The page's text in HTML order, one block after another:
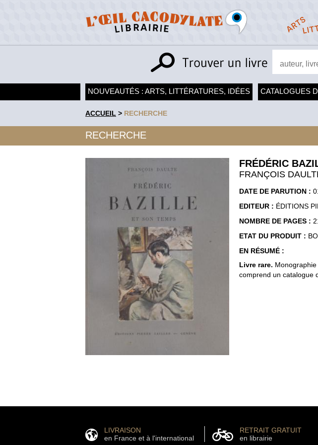
NOUVEAUTÉS : ARTS, LITTÉRATURES, IDÉES CATALOGUES
ACCUEIL > RECHERCHE
RECHERCHE
FRÉDÉRIC
FRANÇOIS
DATE DE PARUTION :
EDITEUR : ÉDITIONS
NOMBRE DE PAGES :
ETAT DU PRODUIT :
EN RÉSUMÉ :
Livre rare.
comprend un catalogue
LIVRAISON
en France et à l'international
RETRAIT GRATUIT
en librairie